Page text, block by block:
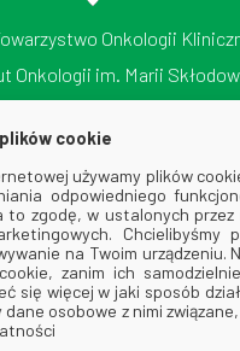
Onkologii
Onkologii im. Marii
5, 02-781 Warszawa
tel./faks: 512 606 724
cookie
używamy plików
odpowiedniego
to zgodę, w ustalonych przez
Chcielibyśmy
na Twoim urządzeniu.
zanim ich
się więcej w jaki sposób
osobowe z nimi